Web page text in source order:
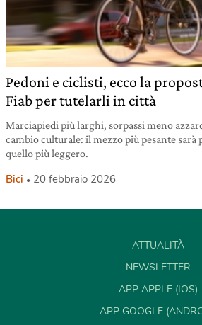
Pedoni e ciclisti, ecco la
Fiab per tutelarli in città
Marciapiedi più larghi, sorpassi meno
cambio culturale: il mezzo più pesante sarà
quello più leggero.
Bici 20 febbraio 2026
ATTUALITÀ
NEWSLETTER
APP APPLE (IOS)
APP GOOGLE